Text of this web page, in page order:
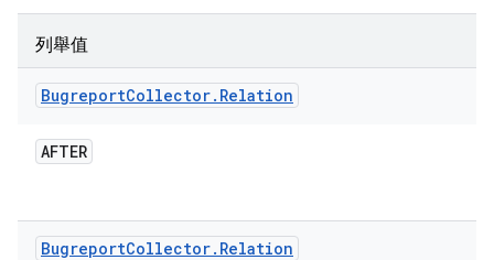
列舉值
BugreportCollector. Relation
AFTER
BugreportCollector. Relation